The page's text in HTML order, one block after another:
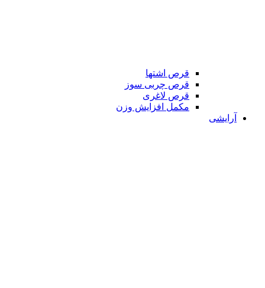
قرص اشتها
قرص چربی سوز
قرص لاغری
مکمل افزایش وزن
آرایشی